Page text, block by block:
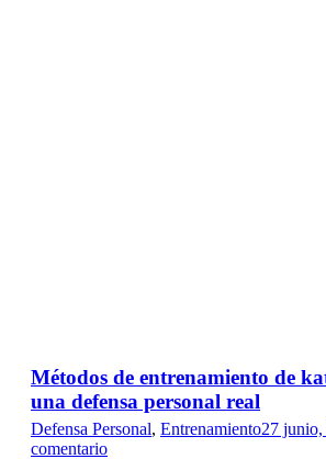
Métodos de entrenamiento de
una defensa personal real
Defensa Personal, Entrenamiento27
comentario